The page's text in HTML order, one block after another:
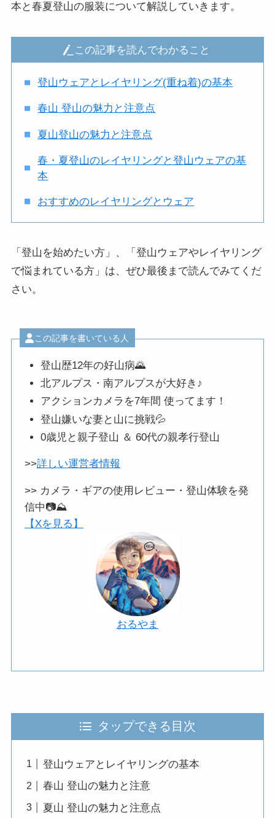
本と春夏登山の服装について解説していきます。
この記事を読んでわかること
登山ウェアとレイヤリング(重ね着)の基本
春山 登山の魅力と注意点
夏山登山の魅力と注意点
春・夏登山のレイヤリングと登山ウェアの基
本
おすすめのレイヤリングとウェア
「登山を始めたい方」、「登山ウェアやレイヤリング
で悩まれている方」は、ぜひ最後まで読んでみてくだ
さい。
この記事を書いている人
登山歴12年の好山病🌄
北アルプス・南アルプスが大好き♪
アクションカメラを7年間 使ってます！
登山嫌いな妻と山に挑戦💦
0歳児と親子登山 ＆ 60代の親孝行登山
>>詳しい運営者情報
>> カメラ・ギアの使用レビュー・登山体験を発
信中📷️⛰️
【Xを見る】
おるやま
タップできる目次
登山ウェアとレイヤリングの基本
春山 登山の魅力と注意
夏山 登山の魅力と注意点